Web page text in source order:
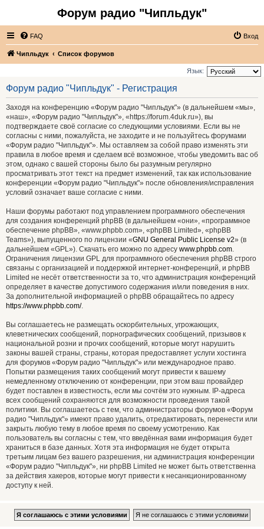
Форум радио "Чипльдук"
FAQ Вход
Чипльдук Список форумов
Язык:
Форум радио "Чипльдук" - Регистрация
Заходя на конференцию «Форум радио "Чипльдук"» (в дальнейшем «мы»,
«наш», «Форум радио "Чипльдук"», «https://forum.4duk.ru»), вы
подтверждаете своё согласие со следующими условиями. Если вы не
согласны с ними, пожалуйста, не заходите и не пользуйтесь форумами
«Форум радио "Чипльдук"». Мы оставляем за собой право изменять эти
правила в любое время и сделаем всё возможное, чтобы уведомить вас об
этом, однако с вашей стороны было бы разумным регулярно
просматривать этот текст на предмет изменений, так как использование
конференции «Форум радио "Чипльдук"» после обновления/исправления
условий означает ваше согласие с ними.
Наши форумы работают под управлением программного обеспечения
для создания конференций phpBB (в дальнейшем «они», «программное
обеспечение phpBB», «www.phpbb.com», «phpBB Limited», «phpBB
Teams»), выпущенного по лицензии «GNU General Public License v2» (в
дальнейшем «GPL»). Скачать его можно по адресу www.phpbb.com.
Ограничения лицензии GPL для программного обеспечения phpBB строго
связаны с организацией и поддержкой интернет-конференций, и phpBB
Limited не несёт ответственности за то, что администрация конференций
определяет в качестве допустимого содержания и/или поведения в них.
За дополнительной информацией о phpBB обращайтесь по адресу
https://www.phpbb.com/.
Вы соглашаетесь не размещать оскорбительных, угрожающих,
клеветнических сообщений, порнографических сообщений, призывов к
национальной розни и прочих сообщений, которые могут нарушить
законы вашей страны, страны, которая предоставляет услуги хостинга
для форумов «Форум радио "Чипльдук"» или международное право.
Попытки размещения таких сообщений могут привести к вашему
немедленному отключению от конференции, при этом ваш провайдер
будет поставлен в известность, если мы сочтём это нужным. IP-адреса
всех сообщений сохраняются для возможности проведения такой
политики. Вы соглашаетесь с тем, что администраторы форумов «Форум
радио "Чипльдук"» имеют право удалить, отредактировать, перенести или
закрыть любую тему в любое время по своему усмотрению. Как
пользователь вы согласны с тем, что введённая вами информация будет
храниться в базе данных. Хотя эта информация не будет открыта
третьим лицам без вашего разрешения, ни администрация конференции
«Форум радио "Чипльдук"», ни phpBB Limited не может быть ответственна
за действия хакеров, которые могут привести к несанкционированному
доступу к ней.